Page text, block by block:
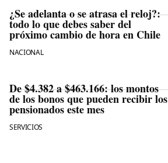
¿Se adelanta o se atrasa el reloj?:
todo lo que debes saber del
próximo cambio de hora en Chile
NACIONAL
De $4.382 a $463.166: los montos
de los bonos que pueden recibir los
pensionados este mes
SERVICIOS